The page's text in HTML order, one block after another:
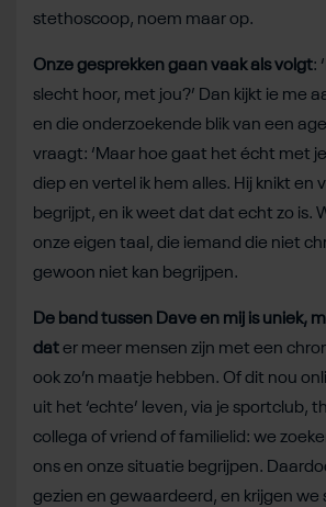
stethoscoop, noem maar op.
Onze gesprekken gaan vaak als volgt:
slecht hoor, met jou?’ Dan kijkt ie me
en die onderzoekende blik van een
vraagt: ‘Maar hoe gaat het écht met
diep en vertel ik hem alles. Hij knikt en
begrijpt, en ik weet dat dat echt zo is.
onze eigen taal, die iemand die niet
gewoon niet kan begrijpen.
De band tussen Dave en mij is uniek,
dater meer mensen zijn met een
ook zo’n maatje hebben. Of dit nou
uit het ‘echte’ leven, via je sportclub,
collega of vriend of familielid: we
ons en onze situatie begrijpen.
gezien en gewaardeerd, en krijgen we